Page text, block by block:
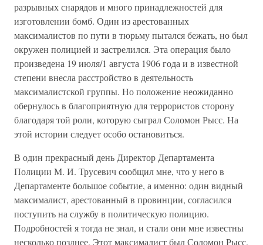
разрывных снарядов и много принадлежностей для
изготовлении бомб. Один из арестованных
максималистов по пути в тюрьму пытался бежать, но был
окружен полицией и застрелился. Эта операция было
произведена 19 июля/1 августа 1906 года и в известной
степени внесла расстройство в деятельность
максималистской группы. Но положение неожиданно
обернулось в благоприятную для террористов сторону
благодаря той роли, которую сыграл Соломон Рысс. На
этой истории следует особо остановиться.
В один прекрасный день Директор Департамента
Полиции М. И. Трусевич сообщил мне, что у него в
Департаменте большое событие, а именно: один видный
максималист, арестованный в провинции, согласился
поступить на службу в политическую полицию.
Подробностей я тогда не знал, и стали они мне известны
несколько позднее. Этот максималист был Соломон Рысс.